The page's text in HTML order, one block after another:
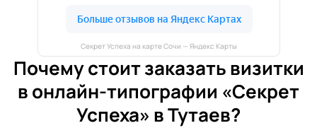
Секрет Успеха на карте Сочи — Яндекс Карты
Почему стоит заказать визитки
в онлайн-типографии «Секрет
Успеха» в Тутаев?